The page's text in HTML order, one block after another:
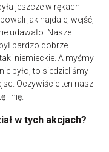
jeszcze w rękach
jak najdalej wejść,
udawało. Nasze
bardzo dobrze
niemieckie. A myśmy
było, to siedzieliśmy
Oczywiście ten nasz
linię.
w tych akcjach?